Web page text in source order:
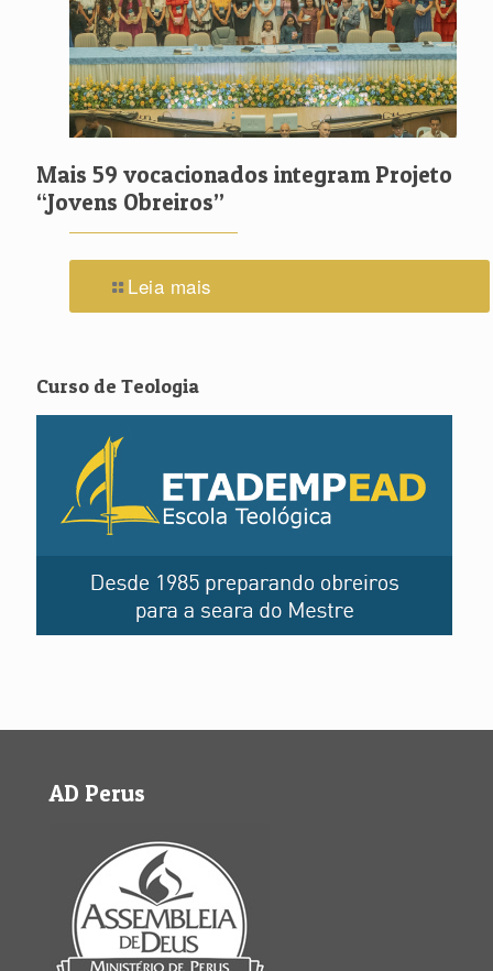
Mais 59 vocacionados integram Projeto
“Jovens Obreiros”
Leia mais
Curso de Teologia
AD Perus